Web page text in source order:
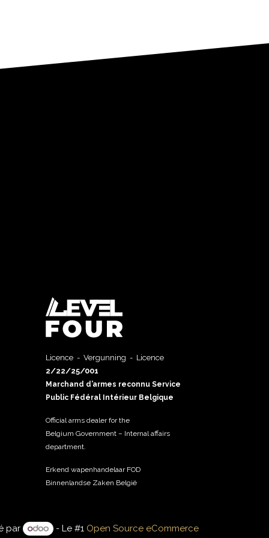
Licence - Vergunning - Licence
2/22/25/001
Marchand d’armes reconnu Service
Public Fédéral Intérieur Belgique
Official arms dealer for the
Belgium Government – Internal affairs
department.
Erkend wapenhandelaar FOD
Binnenlandse Zaken België
par - Le #1 Open Source eCommerce